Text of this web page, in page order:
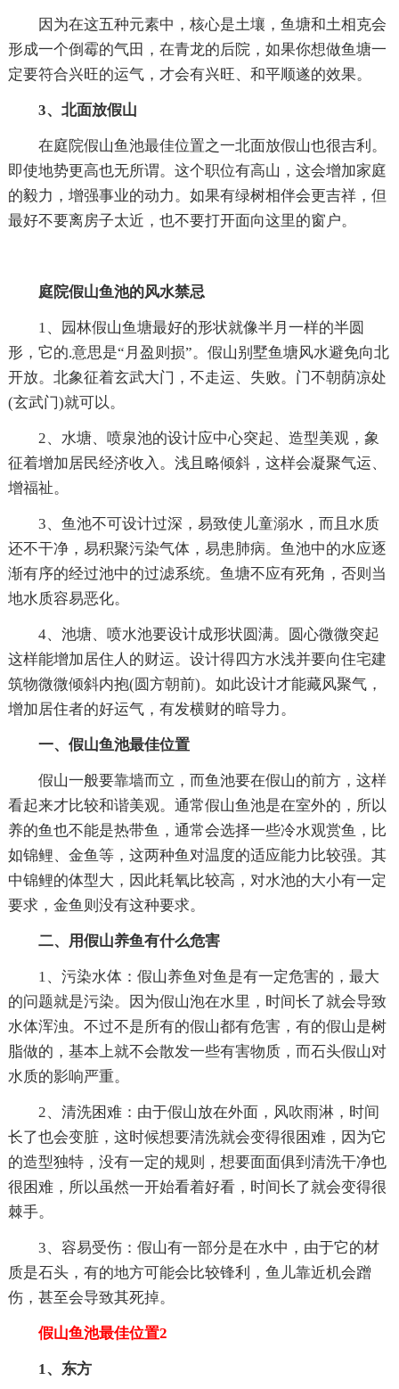
因为在这五种元素中，核心是土壤，鱼塘和土相克会
形成一个倒霉的气田，在青龙的后院，如果你想做鱼塘一
定要符合兴旺的运气，才会有兴旺、和平顺遂的效果。
3、北面放假山
在庭院假山鱼池最佳位置之一北面放假山也很吉利。
即使地势更高也无所谓。这个职位有高山，这会增加家庭
的毅力，增强事业的动力。如果有绿树相伴会更吉祥，但
最好不要离房子太近，也不要打开面向这里的窗户。
庭院假山鱼池的风水禁忌
1、园林假山鱼塘最好的形状就像半月一样的半圆
形，它的.意思是“月盈则损”。假山别墅鱼塘风水避免向北
开放。北象征着玄武大门，不走运、失败。门不朝荫凉处
(玄武门)就可以。
2、水塘、喷泉池的设计应中心突起、造型美观，象
征着增加居民经济收入。浅且略倾斜，这样会凝聚气运、
增福祉。
3、鱼池不可设计过深，易致使儿童溺水，而且水质
还不干净，易积聚污染气体，易患肺病。鱼池中的水应逐
渐有序的经过池中的过滤系统。鱼塘不应有死角，否则当
地水质容易恶化。
4、池塘、喷水池要设计成形状圆满。圆心微微突起
这样能增加居住人的财运。设计得四方水浅并要向住宅建
筑物微微倾斜内抱(圆方朝前)。如此设计才能藏风聚气，
增加居住者的好运气，有发横财的暗导力。
一、假山鱼池最佳位置
假山一般要靠墙而立，而鱼池要在假山的前方，这样
看起来才比较和谐美观。通常假山鱼池是在室外的，所以
养的鱼也不能是热带鱼，通常会选择一些冷水观赏鱼，比
如锦鲤、金鱼等，这两种鱼对温度的适应能力比较强。其
中锦鲤的体型大，因此耗氧比较高，对水池的大小有一定
要求，金鱼则没有这种要求。
二、用假山养鱼有什么危害
1、污染水体：假山养鱼对鱼是有一定危害的，最大
的问题就是污染。因为假山泡在水里，时间长了就会导致
水体浑浊。不过不是所有的假山都有危害，有的假山是树
脂做的，基本上就不会散发一些有害物质，而石头假山对
水质的影响严重。
2、清洗困难：由于假山放在外面，风吹雨淋，时间
长了也会变脏，这时候想要清洗就会变得很困难，因为它
的造型独特，没有一定的规则，想要面面俱到清洗干净也
很困难，所以虽然一开始看着好看，时间长了就会变得很
棘手。
3、容易受伤：假山有一部分是在水中，由于它的材
质是石头，有的地方可能会比较锋利，鱼儿靠近机会蹭
伤，甚至会导致其死掉。
假山鱼池最佳位置2
1、东方